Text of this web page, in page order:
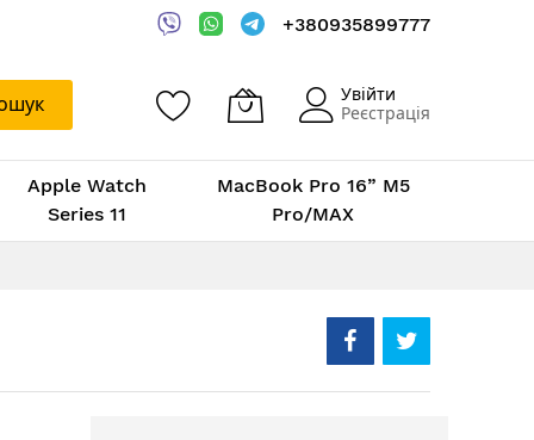
+380935899777
Увійти
Реєстрація
Apple Watch
Series 11
MacBook Pro 16” M5
Pro/MAX